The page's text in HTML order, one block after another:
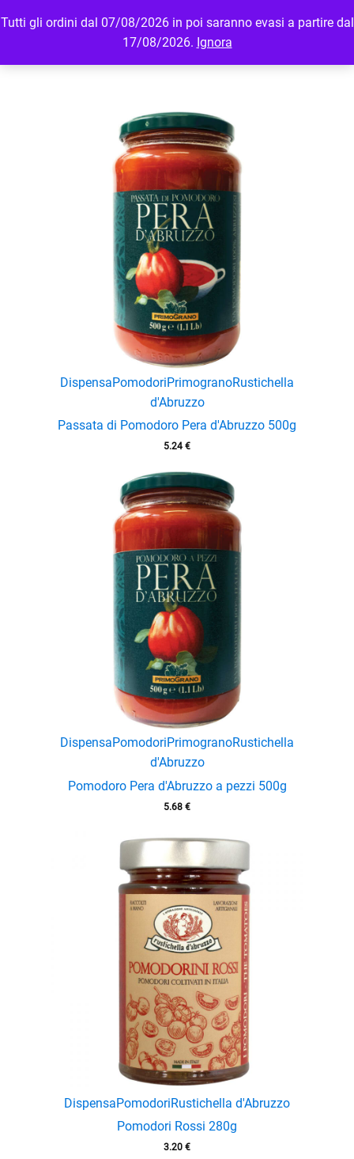
Tutti gli ordini dal 07/08/2026 in poi saranno evasi a partire dal
17/08/2026. Ignora
MENU LOGIN
DispensaPomodoriPrimogranoRustichella
d'Abruzzo
Passata di Pomodoro Pera d'Abruzzo 500g
5.24 €
DispensaPomodoriPrimogranoRustichella
d'Abruzzo
Pomodoro Pera d'Abruzzo a pezzi 500g
5.68 €
DispensaPomodoriRustichella d'Abruzzo
Pomodori Rossi 280g
3.20 €